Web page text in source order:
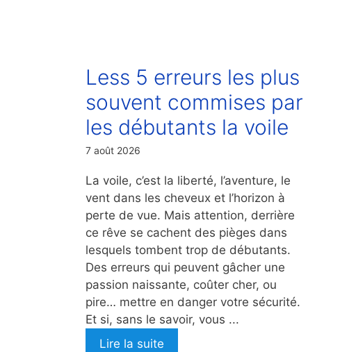
Less 5 erreurs les plus
souvent commises par
les débutants la voile
7 août 2026
La voile, c’est la liberté, l’aventure, le
vent dans les cheveux et l’horizon à
perte de vue. Mais attention, derrière
ce rêve se cachent des pièges dans
lesquels tombent trop de débutants.
Des erreurs qui peuvent gâcher une
passion naissante, coûter cher, ou
pire… mettre en danger votre sécurité.
Et si, sans le savoir, vous ...
Lire la suite